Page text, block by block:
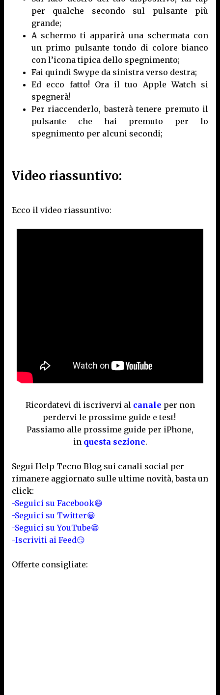
per qualche secondo sul pulsante più
grande;
A schermo ti apparirà una schermata con
un primo pulsante tondo di colore bianco
con l’icona tipica dello spegnimento;
Fai quindi Swype da sinistra verso destra;
Ed ecco fatto! Ora il tuo Apple Watch si
spegnerà!
Per riaccenderlo, basterà tenere premuto il
pulsante che hai premuto per lo
spegnimento per alcuni secondi;
Video riassuntivo:
Ecco il video riassuntivo:
Ricordatevi di iscrivervi al canale per non
perdervi le prossime guide e test!
Passiamo alle prossime guide per iPhone,
in questa sezione.
Segui Help Tecno Blog sui canali social per
rimanere aggiornato sulle ultime novità, basta un
click:
-Seguici su Facebook😄
-Seguici su Twitter😀
-Seguici su YouTube😁
-Iscriviti ai Feed😏
Offerte consigliate: